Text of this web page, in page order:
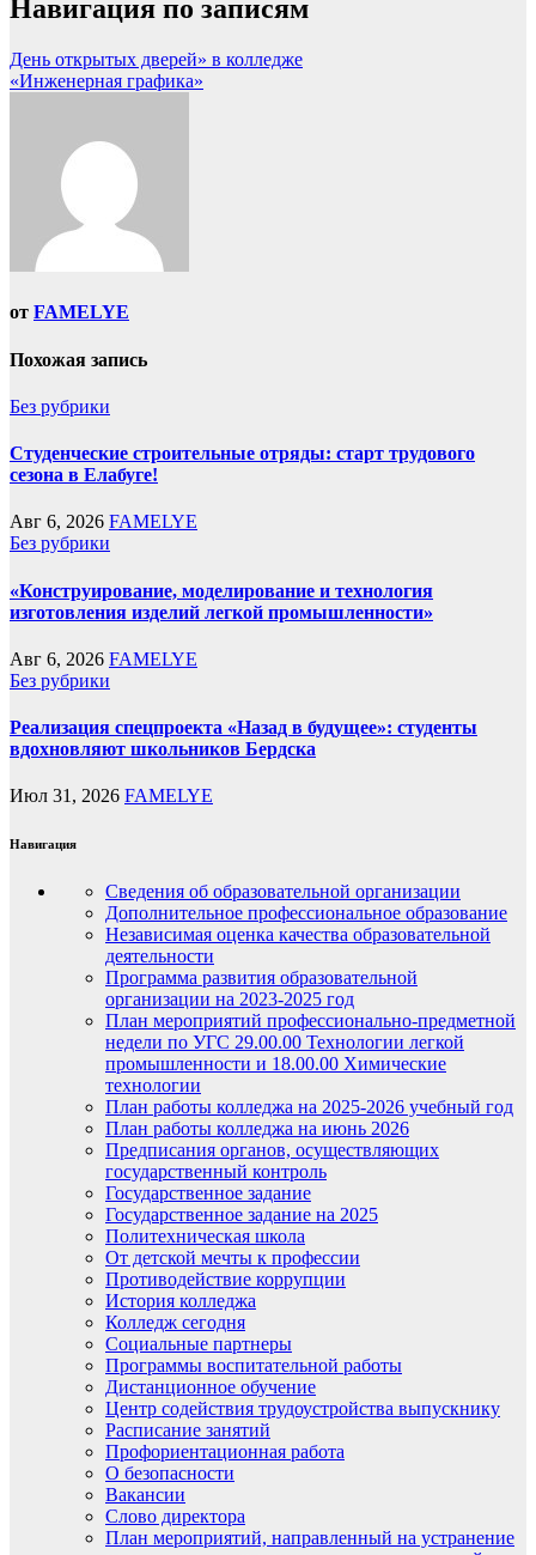
Навигация по записям
День открытых дверей» в колледже
«Инженерная графика»
от FAMELYE
Похожая запись
Без рубрики
Студенческие строительные отряды: старт трудового
сезона в Елабуге!
Авг 6, 2026 FAMELYE
Без рубрики
«Конструирование, моделирование и технология
изготовления изделий легкой промышленности»
Авг 6, 2026 FAMELYE
Без рубрики
Реализация спецпроекта «Назад в будущее»: студенты
вдохновляют школьников Бердска
Июл 31, 2026 FAMELYE
Навигация
Сведения об образовательной организации
Дополнительное профессиональное образование
Независимая оценка качества образовательной
деятельности
Программа развития образовательной
организации на 2023-2025 год
План мероприятий профессионально-предметной
недели по УГС 29.00.00 Технологии легкой
промышленности и 18.00.00 Химические
технологии
План работы колледжа на 2025-2026 учебный год
План работы колледжа на июнь 2026
Предписания органов, осуществляющих
государственный контроль
Государственное задание
Государственное задание на 2025
Политехническая школа
От детской мечты к профессии
Противодействие коррупции
История колледжа
Колледж сегодня
Социальные партнеры
Программы воспитательной работы
Дистанционное обучение
Центр содействия трудоустройства выпускнику
Расписание занятий
Профориентационная работа
О безопасности
Вакансии
Слово директора
План мероприятий, направленный на устранение